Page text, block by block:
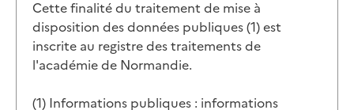
Cette finalité du traitement de mise à
disposition des données publiques (1) est
inscrite au registre des traitements de
l'académie de Normandie.
(1) Informations publiques : informations